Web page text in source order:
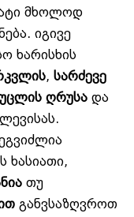
მხოლოდ
იგივე
ხარისხის
, სარძევე
ღრუსა და
ხასიათი,
თუ
განვსაზღვროთ